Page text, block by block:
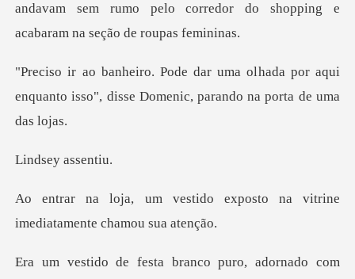
Histórico
Sair
Baixar App
andavam sem rumo pelo corredor do shopp
hada por aqui
enquanto isso", disse Dome
y asse
do exposto na vitrine
imedi